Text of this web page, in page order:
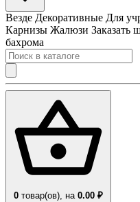
Везде Декоративные Для
Карнизы Жалюзи Заказать
бахрома
0 товар(ов), на 0.00 ₽